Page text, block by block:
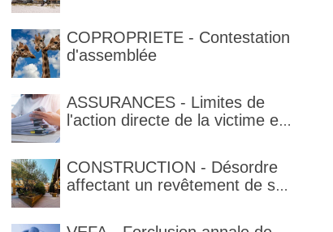
COPROPRIETE - Contestation
d'assemblée
ASSURANCES - Limites de
l'action directe de la victime et
de la garantie en condition de
la garantie
CONSTRUCTION - Désordre
affectant un revêtement de sol